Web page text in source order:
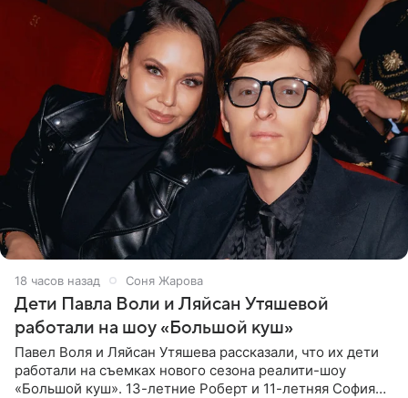
18 часов назад Соня Жарова
Дети Павла Воли и Ляйсан Утяшевой
работали на шоу «Большой куш»
Павел Воля и Ляйсан Утяшева рассказали, что их дети
работали на съемках нового сезона реалити-шоу
«Большой куш». 13-летние Роберт и 11-летняя София